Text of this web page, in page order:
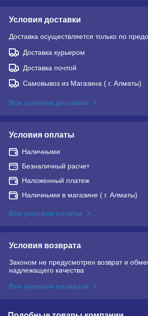
Условия доставки
Доставка осуществляется только по
Доставка курьером
Доставка почтой
Самовывоз из Магазина ( г. Алматы)
Все условия доставки
Условия оплаты
Наличными
Безналичный расчет
Наложенный платеж
Наличными в магазине ( г. Алматы)
Все условия оплаты
Условия возврата
Законом не предусмотрен возврат и
надлежащего качества
Все условия возврата